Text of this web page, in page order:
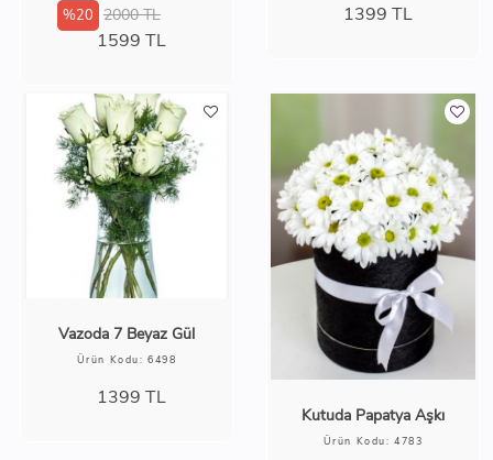
%20 2000 TL
1599 TL
1399 TL
Vazoda 7 Beyaz Gül
Ürün Kodu: 6498
1399 TL
Kutuda Papatya Aşkı
Ürün Kodu: 4783